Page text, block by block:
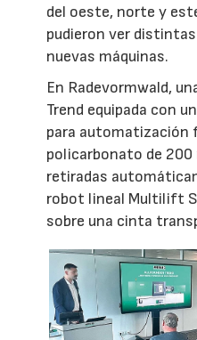
del oeste, norte y
pudieron ver
nuevas máquinas.
En Radevormwald,
Trend equipada con
para automatización
policarbonato de 200
retiradas
robot lineal Multilift
sobre una cinta